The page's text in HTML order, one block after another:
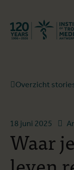
Overzicht
18 juni 2025
Waar